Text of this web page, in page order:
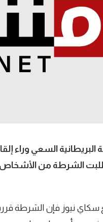
الشرطة من
سكاي نيوز فإن الشرطة